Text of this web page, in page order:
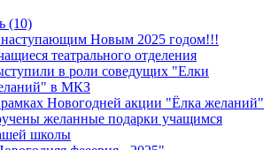
(10)
Новым 2025 годом!!!
театрального отделения
в роли соведущих "Елки
в МКЗ
Новогодней акции "Ёлка желаний"
желанные подарки учащимся
школы